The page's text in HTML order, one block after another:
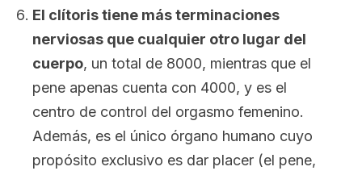
El clítoris tiene más terminaciones
nerviosas que cualquier otro lugar del
cuerpo, un total de 8000, mientras que el
pene apenas cuenta con 4000, y es el
centro de control del orgasmo femenino.
Además, es el único órgano humano cuyo
propósito exclusivo es dar placer (el pene,